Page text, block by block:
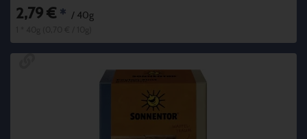
2,79 € * / 40g